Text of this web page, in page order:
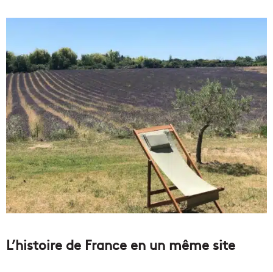
L’histoire de France en un même site